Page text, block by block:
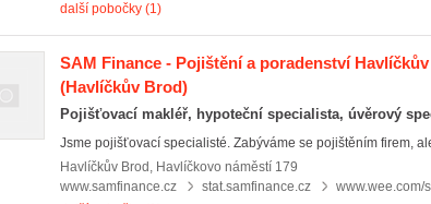
další pobočky (1)
SAM Finance - Pojištění a poradenství
(Havlíčkův Brod)
Pojišťovací makléř, hypoteční specialista, úvěrový
Jsme pojišťovací specialisté. Zabýváme se pojištěním firem,
Havlíčkův Brod , Havlíčkovo náměstí 179
www.samfinance.cz
stat.samfinance.cz
www.wee.com/